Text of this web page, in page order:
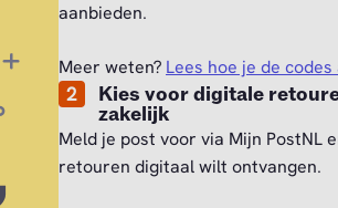
aanbieden.
Meer weten? Lees hoe je de
2 Kies voor digitale
zakelijk
Meld je post voor via Mijn PostNL
retouren digitaal wilt ontvangen.